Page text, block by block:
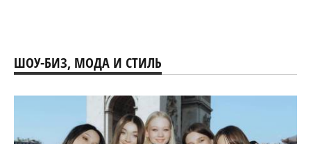
ШОУ-БИЗ, МОДА И СТИЛЬ